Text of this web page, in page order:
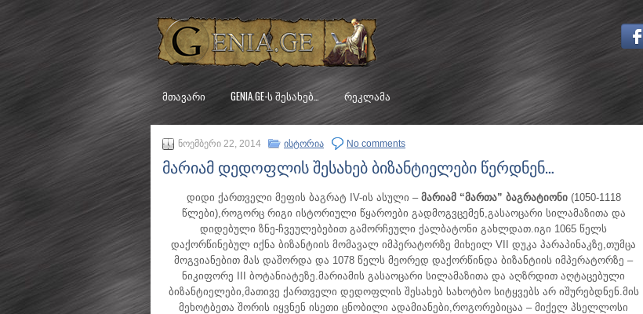
ᲛᲗᲐᲕᲐᲠᲘ GENIA.GE-Ს ᲨᲔᲡᲐᲮᲔᲑ… ᲠᲔᲙᲚᲐᲛᲐ
ნოემბერი 22, 2014 ისტორია No comments
მარიამ დედოფლის შესახებ ბიზანტიელები წერდნენ…
დიდი ქართველი მეფის ბაგრატ IV-ის ასული – მარიამ “მართა” ბაგრატიონი(1050-1118
წლები),როგორც რიგი ისტორიული წყაროები გადმოგვცემენ,გასაოცარი სილამაზითა და
დიდებული ზნე-ჩვეულებებით გამორჩეული ქალბატონი გახლდათ.იგი 1065 წელს
დაქორწინებულ იქნა ბიზანტიის მომავალ იმპერატორზე მიხეილ VII დუკა პარაპინაკზე,თუმცა
მოგვიანებით მას დაშორდა და 1078 წელს მეორედ დაქორწინდა ბიზანტიის იმპერატორზე –
ნიკიფორე III ბოტანიატეზე.მარიამის გასაოცარი სილამაზითა და აღზრდით აღტაცებული
ბიზანტიელები,მათივე ქართველი დედოფლის შესახებ სახოტბო სიტყვებს არ იშურებდნენ.მის
მეხოტბეთა შორის იყვნენ ისეთი ცნობილი ადამიანები,როგორებიცაა – მიქელ პსელლოსი